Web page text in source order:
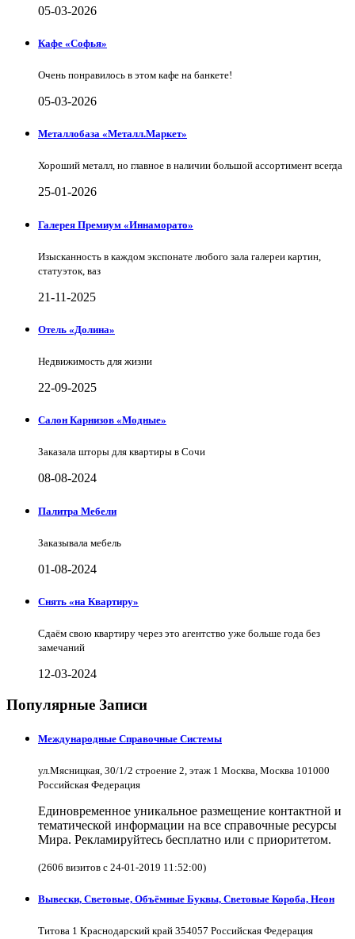
05-03-2026
Кафе «Софья»
Очень понравилось в этом кафе на банкете!
05-03-2026
Металлобаза «Металл.Маркет»
Хороший металл, но главное в наличии большой ассортимент всегда
25-01-2026
Галерея Премиум «Иннаморато»
Изысканность в каждом экспонате любого зала галереи картин,
статуэток, ваз
21-11-2025
Отель «Долина»
Недвижимость для жизни
22-09-2025
Салон Карнизов «Модные»
Заказала шторы для квартиры в Сочи
08-08-2024
Палитра Мебели
Заказывала мебель
01-08-2024
Снять «на Квартиру»
Сдаём свою квартиру через это агентство уже больше года без
замечаний
12-03-2024
Популярные Записи
Международные Справочные Системы
ул.Мясницкая, 30/1/2 строение 2, этаж 1 Москва, Москва 101000
Российская Федерация
Единовременное уникальное размещение контактной и
тематической информации на все справочные ресурсы
Мира. Рекламируйтесь бесплатно или с приоритетом.
(2606 визитов с 24-01-2019 11:52:00)
Вывески, Световые, Объёмные Буквы, Световые Короба, Неон
Титова 1 Краснодарский край 354057 Российская Федерация